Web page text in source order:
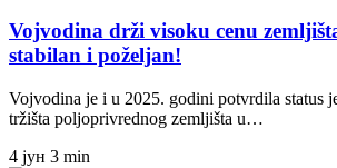
Vojvodina drži visoku cenu
stabilan i poželjan!
Vojvodina je i u 2025. godini potvrdila status
tržišta poljoprivrednog zemljišta u…
4 јун 3 min